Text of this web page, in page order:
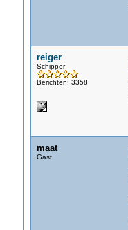
reiger
Schipper
Berichten: 3358
maat
Gast